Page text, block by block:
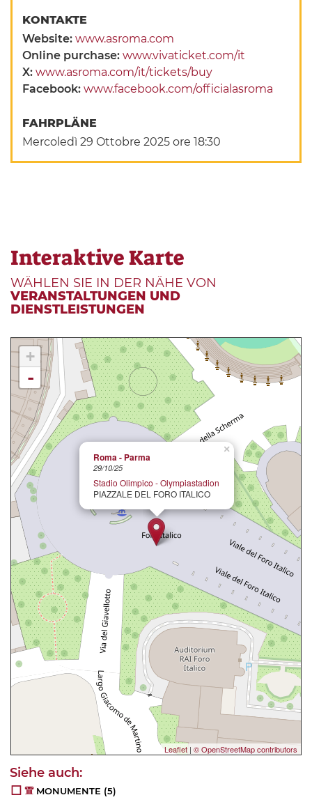
KONTAKTE
Website:www.asroma.com
Online purchase:www.vivaticket.com/it
X:www.asroma.com/it/tickets/buy
Facebook:www.facebook.com/officialasroma
FAHRPLÄNE
Mercoledì 29 Ottobre 2025 ore 18:30
Interaktive Karte
WÄHLEN SIE IN DER NÄHE VON
VERANSTALTUNGEN UND
DIENSTLEISTUNGEN
×
Roma - Parma
29/10/25
Stadio Olimpico - Olympiastadion
PIAZZALE DEL FORO ITALICO
+
-
Leaflet | © OpenStreetMap contributors
MONUMENTE (5)